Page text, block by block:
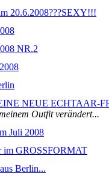
20.6.2008???SEXY!!!
NR.2
NEUE ECHTAAR-
Outfit verändert...
Juli 2008
im GROSSFORMAT
Berlin...